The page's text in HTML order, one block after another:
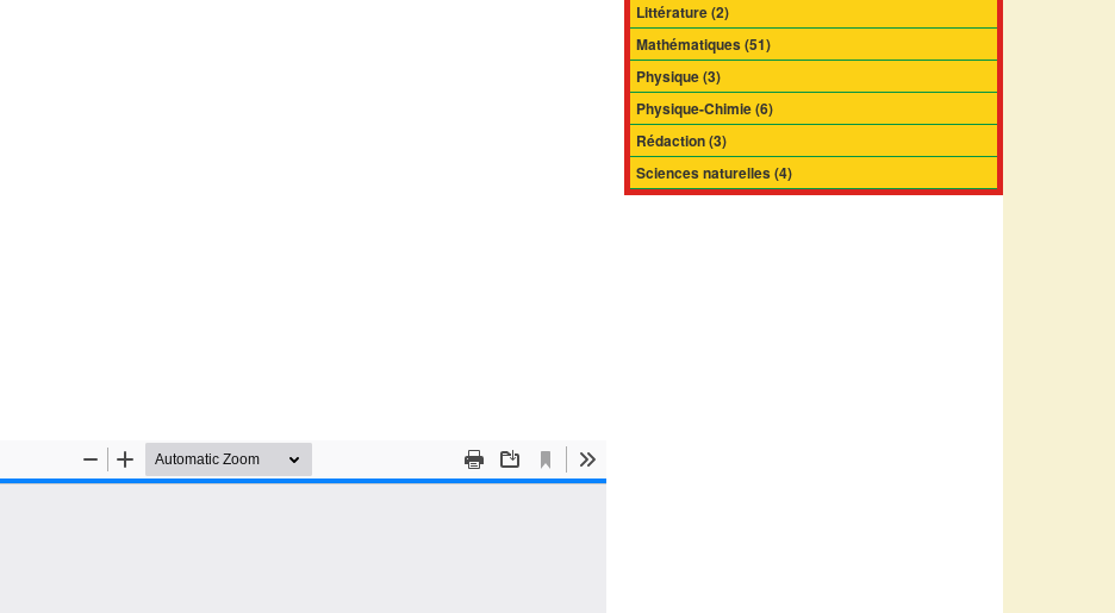
Littérature (2)
Mathématiques (51)
Physique (3)
Physique-Chimie (6)
Rédaction (3)
Sciences naturelles (4)